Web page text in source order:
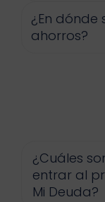
¿En dónde
ahorros?
¿Cuáles
entrar al
Mi Deuda?